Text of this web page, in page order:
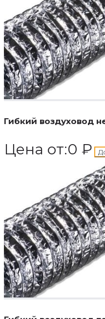
Гибкий воздуховод
Цена от:0 ₽